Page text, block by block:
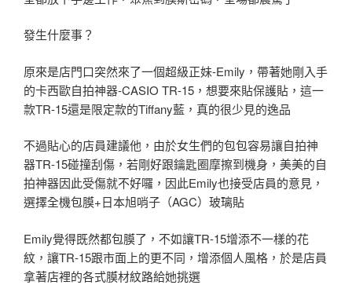
發生什麼事？
原來是店門口突然來了一個超級正妹-Emily，帶著她剛入手
的卡西歐自拍神器-CASIO TR-15，想要來貼保護貼，這一
款TR-15還是限定款的Tiffany藍，真的很少見的逸品
不過貼心的店員建議他，由於女生們的包包容易讓自拍神
器TR-15碰撞刮傷，若剛好跟鑰匙圈摩擦到機身，美美的自
拍神器因此受傷就不好囉，因此Emily也接受店員的意見，
選擇全機包膜+日本旭哨子（AGC）玻璃貼
Emily覺得既然都包膜了，不如讓TR-15增添不一樣的花
紋，讓TR-15跟市面上的更不同，增添個人風格，於是店員
拿著店裡的各式膜材紋路給她挑選